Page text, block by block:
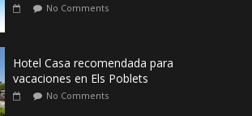
No Comments
Hotel Casa recomendada para
vacaciones en Els Poblets
No Comments